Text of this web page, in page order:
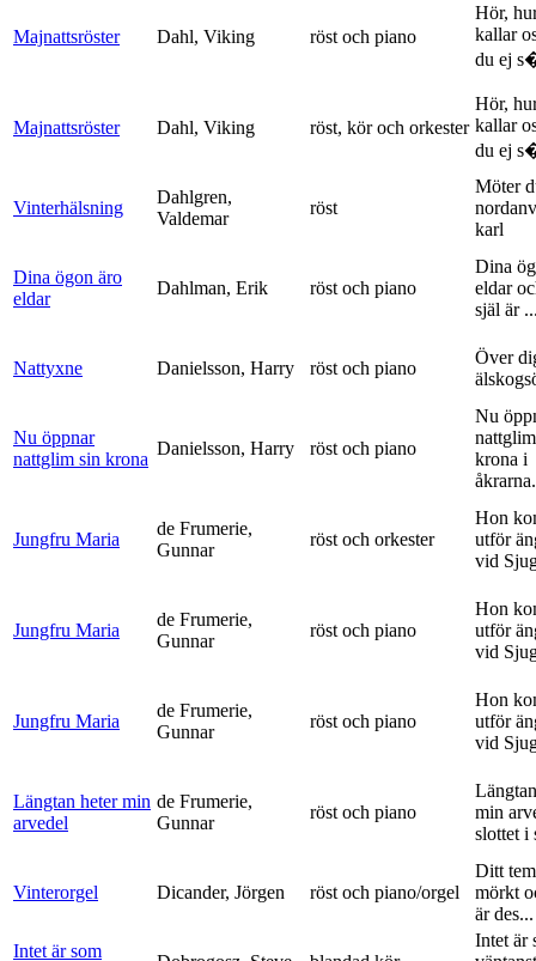
Majnattsröster Dahl, Viking röst och piano
Hör,
kallar
du ej
Majnattsröster Dahl, Viking röst, kör och orkester
Hör,
kallar
du ej
Vinterhälsning
Dahlgren,
Valdemar
röst
Möter
karl
Dina ögon äro
eldar
Dahlman, Erik röst och piano
Dina
eldar
själ är
Nattyxne Danielsson, Harry röst och piano
Över
Nu öppnar
nattglim sin krona
Danielsson, Harry röst och piano
Nu
krona i
Jungfru Maria
de Frumerie,
Gunnar
röst och orkester
Hon
utför
vid
Jungfru Maria
de Frumerie,
Gunnar
röst och piano
Hon
utför
vid
Jungfru Maria
de Frumerie,
Gunnar
röst och piano
Hon
utför
vid
Längtan heter min
arvedel
de Frumerie,
Gunnar
röst och piano
min
slottet i
Vinterorgel Dicander, Jörgen röst och piano/orgel
Ditt
mörkt
är des...
Intet är som
Intet är